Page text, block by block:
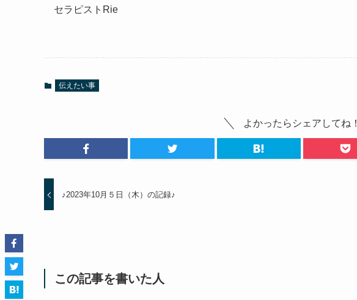
セラピストRie
伝えたい事
よかったらシェアしてね！
♪2023年10月５日（木）の記録♪
この記事を書いた人